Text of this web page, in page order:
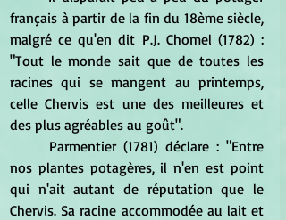
français à partir de la fin du 18ème siècle,
malgré ce qu'en dit P.J. Chomel (1782) :
"Tout le monde sait que de toutes les
racines qui se mangent au printemps,
celle Chervis est une des meilleures et
des plus agréables au goût".
nos plantes potagères, il n'en est point
qui n'ait autant de réputation que le
Chervis. Sa racine accommodée au lait et